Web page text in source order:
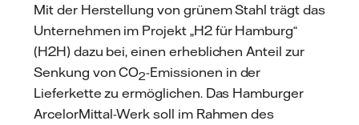
Mit der Herstellung von grünem Stahl trägt das
Unternehmen im Projekt „H2 für Hamburg“
(H2H) dazu bei, einen erheblichen Anteil zur
Senkung von CO2-Emissionen in der
Lieferkette zu ermöglichen. Das Hamburger
ArcelorMittal-Werk soll im Rahmen des